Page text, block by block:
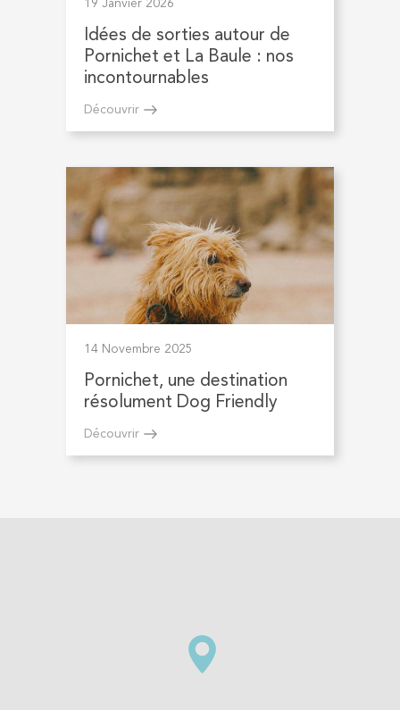
19 Janvier 2026
Idées de sorties autour de
Pornichet et La Baule : nos
incontournables
Découvrir
14 Novembre 2025
Pornichet, une destination
résolument Dog Friendly
Découvrir